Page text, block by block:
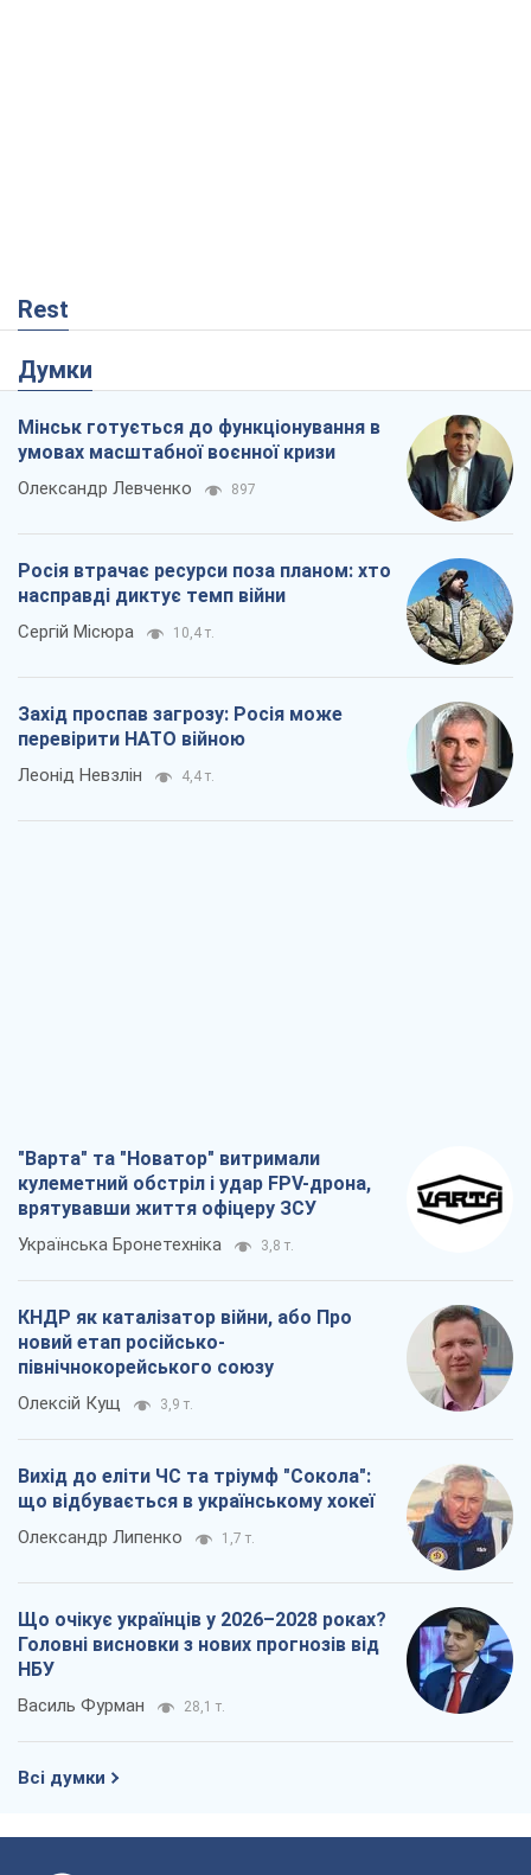
Rest
Думки
Мінськ готується до функціонування в
умовах масштабної воєнної кризи
Олександр Левченко 897
Росія втрачає ресурси поза планом: хто
насправді диктує темп війни
Сергій Місюра 10,4 т.
Захід проспав загрозу: Росія може
перевірити НАТО війною
Леонід Невзлін 4,4 т.
"Варта" та "Новатор" витримали
кулеметний обстріл і удар FPV-дрона,
врятувавши життя офіцеру ЗСУ
Українська Бронетехніка 3,8 т.
КНДР як каталізатор війни, або Про
новий етап російсько-
північнокорейського союзу
Олексій Кущ 3,9 т.
Вихід до еліти ЧС та тріумф "Сокола":
що відбувається в українському хокеї
Олександр Липенко 1,7 т.
Що очікує українців у 2026–2028 роках?
Головні висновки з нових прогнозів від
НБУ
Василь Фурман 28,1 т.
Всі думки